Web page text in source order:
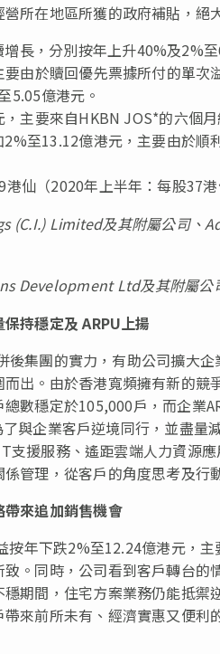
所在地區所獲的政府補貼，絕
長，分別按年上升40%及2%
由於贖回優先票據所付的單
5.05億港元。
主要來自HKBN JOS*的六個月
至13.12億港元，主要由於順
仙（2020年上半年：每股37
(C.I.) Limited及其附屬公司、
Development Ltd及其附屬公
持穩定及 ARPU上揚
集團的實力，有助公司擴大
出。由於香港寬頻擁有新的
數穩定於105,000戶，而企業
與企業客戶逆境同行，並盡量
援服務、遙距雲端人力資源
管理，從客戶的角度思考及行
來追加銷售機會
按年下跌2%至12.24億港元，
。同時，公司看到客戶轉台
期間，住宅方案業務仍能抵
來前所未有、經濟實惠又便